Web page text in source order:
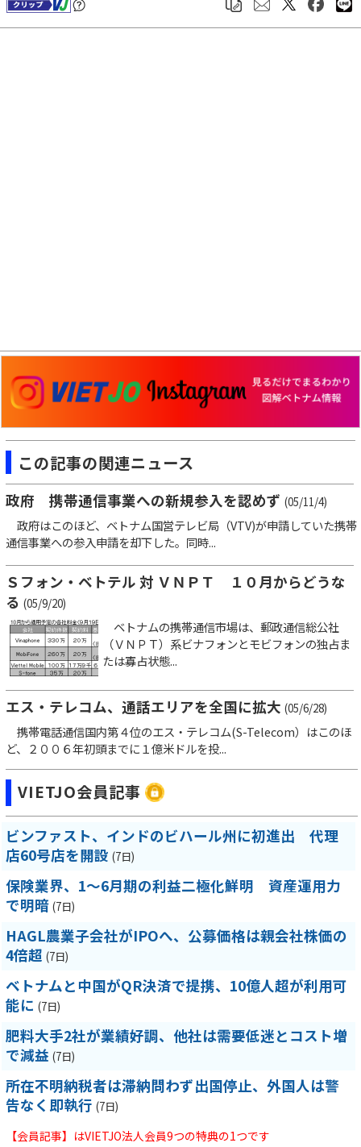
この記事の関連ニュース
政府 携帯通信事業への新規参入を認めず (05/11/4)
政府はこのほど、ベトナム国営テレビ局（VTV)が申請していた携帯
通信事業への参入申請を却下した。同時...
Ｓフォン・ベトテル 対 ＶＮＰＴ １０月からどうな
る (05/9/20)
ベトナムの携帯通信市場は、郵政通信総公社
（ＶＮＰＴ）系ビナフォンとモビフォンの独占ま
たは寡占状態...
エス・テレコム、通話エリアを全国に拡大 (05/6/28)
携帯電話通信国内第４位のエス・テレコム(S-Telecom）はこのほ
ど、２００６年初頭までに１億米ドルを投...
VIETJO会員記事
ビンファスト、インドのビハール州に初進出 代理
店60号店を開設 (7日)
保険業界、1～6月期の利益二極化鮮明 資産運用力
で明暗 (7日)
HAGL農業子会社がIPOへ、公募価格は親会社株価の
4倍超 (7日)
ベトナムと中国がQR決済で提携、10億人超が利用可
能に (7日)
肥料大手2社が業績好調、他社は需要低迷とコスト増
で減益 (7日)
所在不明納税者は滞納問わず出国停止、外国人は警
告なく即執行 (7日)
【会員記事】はVIETJO法人会員9つの特典の1つです